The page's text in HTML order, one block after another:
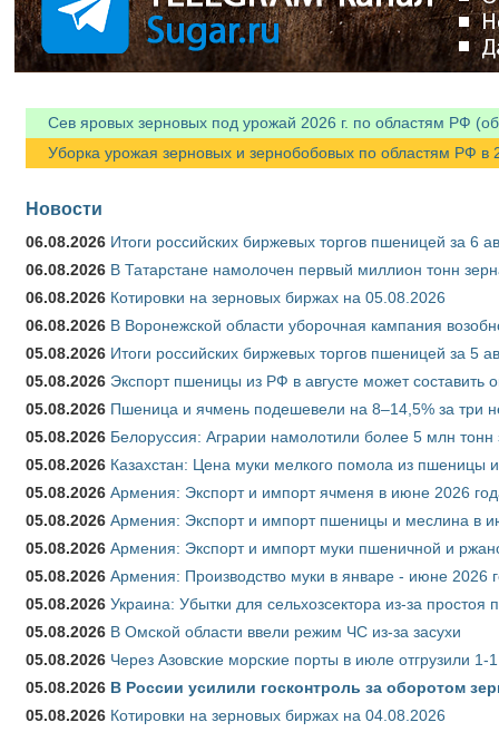
Сев яровых зерновых под урожай 2026 г. по областям РФ
Уборка урожая зерновых и зернобобовых по областям РФ в
Новости
06.08.2026 Итоги российских биржевых торгов пшеницей за 6
06.08.2026 В Татарстане намолочен первый миллион тонн
06.08.2026 Котировки на зерновых биржах на 05.08.2026
06.08.2026 В Воронежской области уборочная кампания
05.08.2026 Итоги российских биржевых торгов пшеницей за 5
05.08.2026 Экспорт пшеницы из РФ в августе может составить
05.08.2026 Пшеница и ячмень подешевели на 8–14,5% за три
05.08.2026 Белоруссия: Аграрии намолотили более 5 млн тонн
05.08.2026 Казахстан: Цена муки мелкого помола из пшеницы
05.08.2026 Армения: Экспорт и импорт ячменя в июне 2026
05.08.2026 Армения: Экспорт и импорт пшеницы и меслина в
05.08.2026 Армения: Экспорт и импорт муки пшеничной и
05.08.2026 Армения: Производство муки в январе - июне 2026
05.08.2026 Украина: Убытки для сельхозсектора из-за простоя
05.08.2026 В Омской области ввели режим ЧС из-за засухи
05.08.2026 Через Азовские морские порты в июле отгрузили
05.08.2026 В России усилили госконтроль за оборотом
05.08.2026 Котировки на зерновых биржах на 04.08.2026